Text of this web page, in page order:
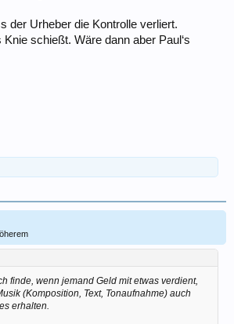
der Urheber die Kontrolle verliert.
schießt. Wäre dann aber Paul‘s
finde, wenn jemand Geld mit etwas verdient,
(Komposition, Text, Tonaufnahme) auch
erhalten.